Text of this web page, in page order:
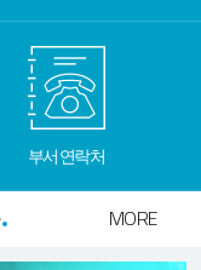
부서 연락처
MORE